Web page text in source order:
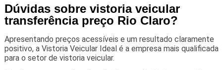
Dúvidas sobre vistoria veicular
transferência preço Rio Claro?
Apresentando preços acessíveis e um resultado claramente
positivo, a Vistoria Veicular Ideal é a empresa mais qualificada
para o setor de vistoria veicular.